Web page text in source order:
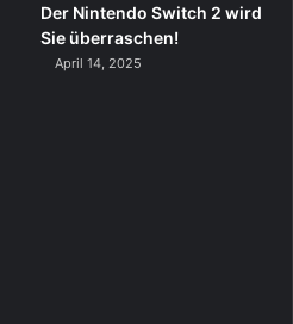
Der Nintendo Switch 2 wird
Sie überraschen!
April 14, 2025